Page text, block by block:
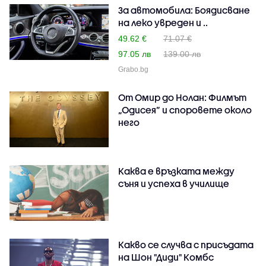
За автомобила: Боядисване
на леко увреден и ..
49.62 €
71.07 €
97.05 лв
139.00 лв
Grabo.bg
От Омир до Нолан: Филмът
„Одисея” и споровете около
него
Каква е връзката между
съня и успеха в училище
Какво се случва с присъдата
на Шон "Диди" Комбс